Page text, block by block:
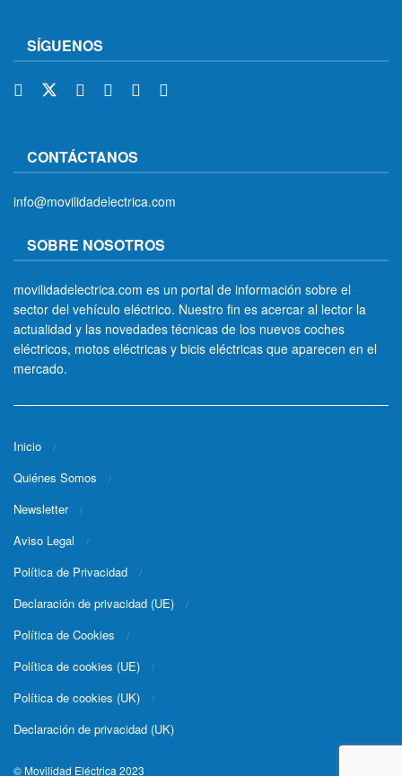
SÍGUENOS
CONTÁCTANOS
info@movilidadelectrica.com
SOBRE NOSOTROS
movilidadelectrica.com es un portal de información sobre el
sector del vehículo eléctrico. Nuestro fin es acercar al lector la
actualidad y las novedades técnicas de los nuevos coches
eléctricos, motos eléctricas y bicis eléctricas que aparecen en el
mercado.
Inicio
Quiénes Somos
Newsletter
Aviso Legal
Política de Privacidad
Declaración de privacidad (UE)
Política de Cookies
Política de cookies (UE)
Política de cookies (UK)
Declaración de privacidad (UK)
© Movilidad Eléctrica 2023